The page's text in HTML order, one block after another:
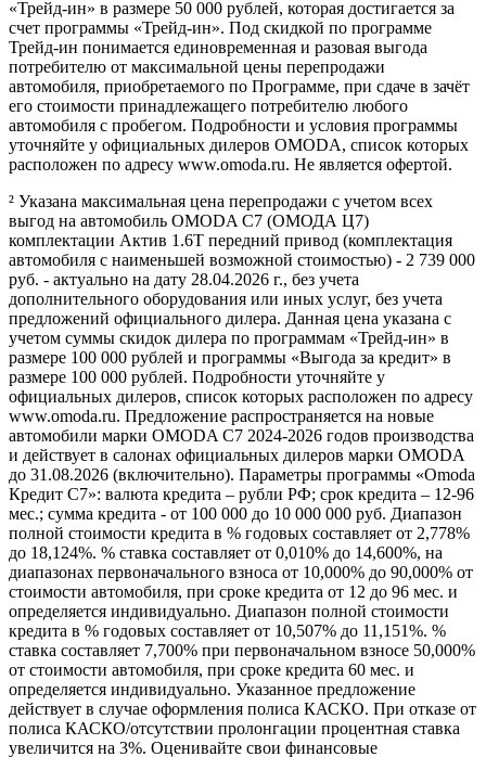
«Трейд-ин» в размере 50 000 рублей, которая достигается за
счет программы «Трейд-ин». Под скидкой по программе
Трейд-ин понимается единовременная и разовая выгода
потребителю от максимальной цены перепродажи
автомобиля, приобретаемого по Программе, при сдаче в зачёт
его стоимости принадлежащего потребителю любого
автомобиля с пробегом. Подробности и условия программы
уточняйте у официальных дилеров OMODA, список которых
расположен по адресу www.omoda.ru. Не является офертой.
² Указана максимальная цена перепродажи с учетом всех
выгод на автомобиль OMODA C7 (ОМОДА Ц7)
комплектации Актив 1.6T передний привод (комплектация
автомобиля с наименьшей возможной стоимостью) - 2 739 000
руб. - актуально на дату 28.04.2026 г., без учета
дополнительного оборудования или иных услуг, без учета
предложений официального дилера. Данная цена указана с
учетом суммы скидок дилера по программам «Трейд-ин» в
размере 100 000 рублей и программы «Выгода за кредит» в
размере 100 000 рублей. Подробности уточняйте у
официальных дилеров, список которых расположен по адресу
www.omoda.ru. Предложение распространяется на новые
автомобили марки OMODA C7 2024-2026 годов производства
и действует в салонах официальных дилеров марки OMODA
до 31.08.2026 (включительно). Параметры программы «Omoda
Кредит C7»: валюта кредита – рубли РФ; срок кредита – 12-96
мес.; сумма кредита - от 100 000 до 10 000 000 руб. Диапазон
полной стоимости кредита в % годовых составляет от 2,778%
до 18,124%. % ставка составляет от 0,010% до 14,600%, на
диапазонах первоначального взноса от 10,000% до 90,000% от
стоимости автомобиля, при сроке кредита от 12 до 96 мес. и
определяется индивидуально. Диапазон полной стоимости
кредита в % годовых составляет от 10,507% до 11,151%. %
ставка составляет 7,700% при первоначальном взносе 50,000%
от стоимости автомобиля, при сроке кредита 60 мес. и
определяется индивидуально. Указанное предложение
действует в случае оформления полиса КАСКО. При отказе от
полиса КАСКО/отсутствии пролонгации процентная ставка
увеличится на 3%. Оценивайте свои финансовые